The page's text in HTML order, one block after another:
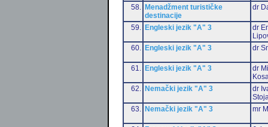
58.
Menadžment turističke
destinacije
dr
59. Engleski jezik "A" 3
dr
60.
Engleski jezik "A" 3 dr
61. Engleski jezik "A" 3
dr
62.
Nemački jezik "A" 3
dr
63.
Nemački jezik "A" 3 mr